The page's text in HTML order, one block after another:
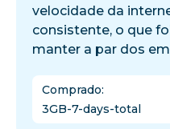
velocidade da
consistente, o que
manter a par dos
Comprado:
3GB-7-days-total